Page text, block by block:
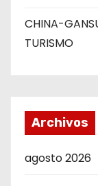
CHINA-
TURISMO
Archivos
agosto 2026